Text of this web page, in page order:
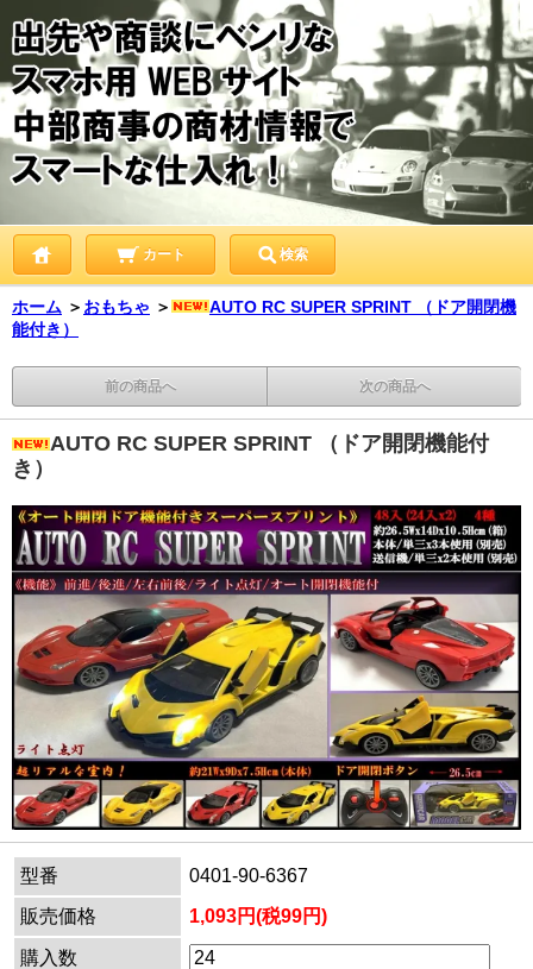
カート 検索
ホーム ＞ おもちゃ ＞
AUTO RC SUPER SPRINT （ドア開閉機
能付き）
前の商品へ 次の商品へ
AUTO RC SUPER SPRINT （ドア開閉機能付
き）
型番
0401-90-6367
販売価格
1,093円(税99円)
購入数